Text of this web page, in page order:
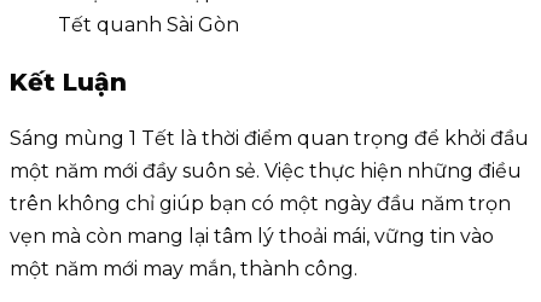
Kết Luận
Sáng mùng 1 Tết là thời điểm quan trọng để khởi đầu
một năm mới đầy suôn sẻ. Việc thực hiện những điều
trên không chỉ giúp bạn có một ngày đầu năm trọn
vẹn mà còn mang lại tâm lý thoải mái, vững tin vào
một năm mới may mắn, thành công.